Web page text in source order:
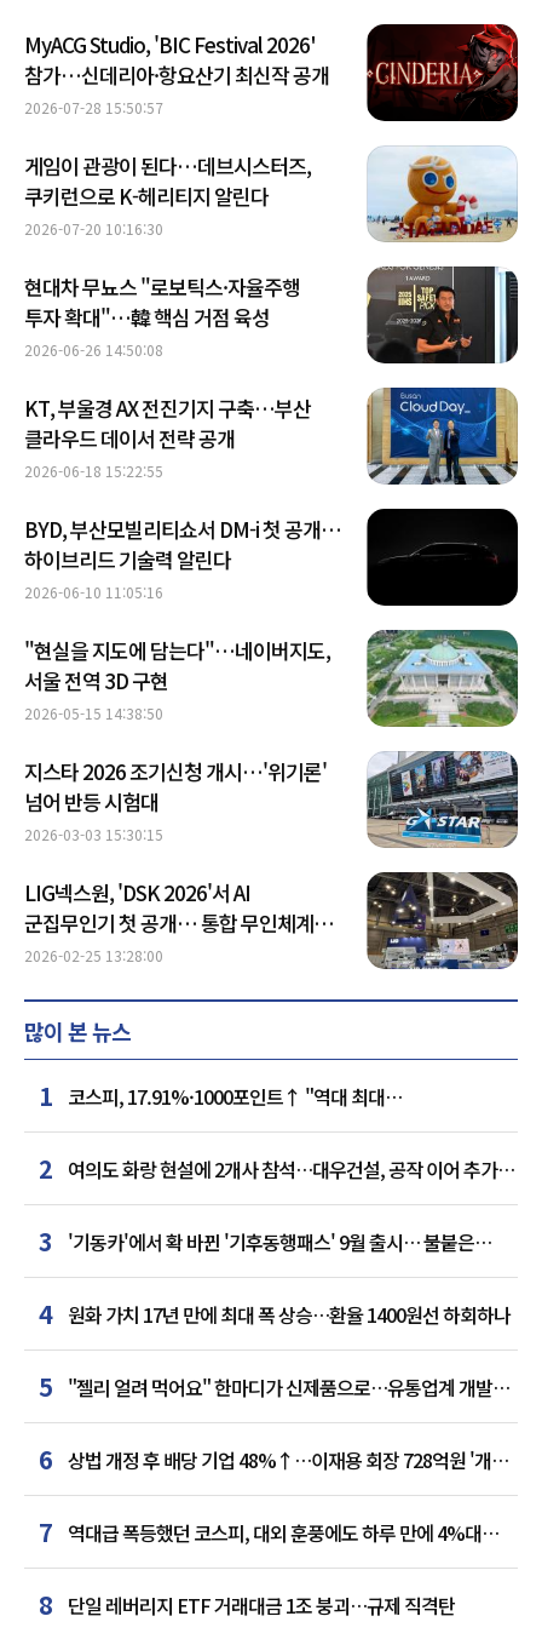
MyACG Studio, 'BIC Festival 2026'
참가…신데리아·항요산기 최신작 공개
2026-07-28 15:50:57
게임이 관광이 된다…데브시스터즈,
쿠키런으로 K-헤리티지 알린다
2026-07-20 10:16:30
현대차 무뇨스 "로보틱스·자율주행
투자 확대"…韓 핵심 거점 육성
2026-06-26 14:50:08
KT, 부울경 AX 전진기지 구축…부산
클라우드 데이서 전략 공개
2026-06-18 15:22:55
BYD, 부산모빌리티쇼서 DM-i 첫 공개…
하이브리드 기술력 알린다
2026-06-10 11:05:16
"현실을 지도에 담는다"…네이버지도,
서울 전역 3D 구현
2026-05-15 14:38:50
지스타 2026 조기신청 개시…'위기론'
넘어 반등 시험대
2026-03-03 15:30:15
LIG넥스원, 'DSK 2026'서 AI
군집무인기 첫 공개… 통합 무인체계
전략 본격화
2026-02-25 13:28:00
많이 본 뉴스
1 코스피, 17.91%·1000포인트↑ "역대 최대
상승률"…'삼전닉스' 동반 상한가
2 여의도 화랑 현설에 2개사 참석…대우건설, 공작 이어 추가
거점 확보하나
3
'기동카'에서 확 바뀐 '기후동행패스' 9월 출시… 불붙은
카드사 경쟁
4 원화 가치 17년 만에 최대 폭 상승…환율 1400원선 하회하나
5 "젤리 얼려 먹어요" 한마디가 신제품으로…유통업계 개발실
된 SNS
6 상법 개정 후 배당 기업 48%↑…이재용 회장 728억원 '개인
최다'
7 역대급 폭등했던 코스피, 대외 훈풍에도 하루 만에 4%대
급락
8 단일 레버리지 ETF 거래대금 1조 붕괴…규제 직격탄